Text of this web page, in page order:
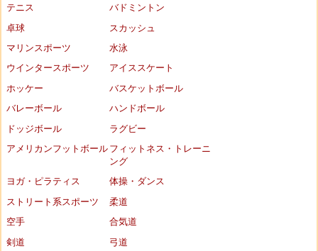
テニス
バドミントン
卓球
スカッシュ
マリンスポーツ
水泳
ウインタースポーツ
アイススケート
ホッケー
バスケットボール
バレーボール
ハンドボール
ドッジボール
ラグビー
アメリカンフットボール フィットネス・トレーニ
ング
ヨガ・ピラティス
体操・ダンス
ストリート系スポーツ
柔道
空手
合気道
剣道
弓道